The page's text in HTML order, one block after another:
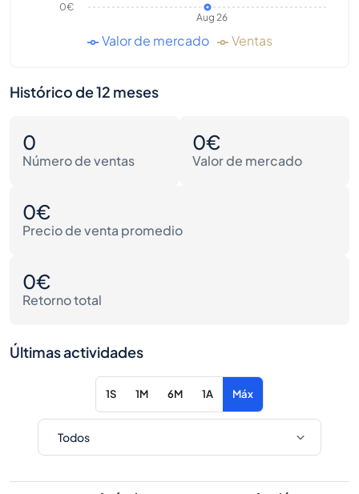
Aug 26
0€
Valor de mercado Ventas
Histórico de 12 meses
0
Número de ventas
0€
Valor de mercado
0€
Precio de venta promedio
0€
Retorno total
Últimas actividades
1S 1M 6M 1A Máx